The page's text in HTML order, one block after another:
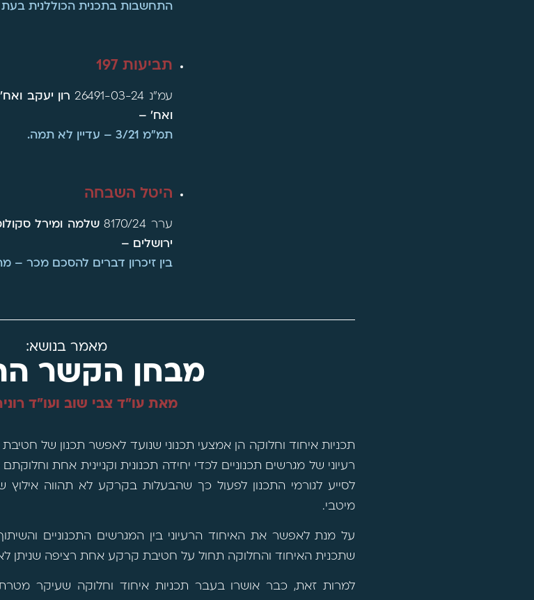
התחשבות בתכנית הכוללנית בעת
תביעות 197
עמ"נ 26491-03-24
רון יעקב
ואח' –
תמ"מ 3/21 – עדיין לא תמה.
היטל השבחה
ערר 8170/24
שלמה ומירל
ירושלים –
בין זיכרון דברים להסכם מכר –
מאמר בנושא:
מבחן הקשר
מאת עו"ד צבי שוב ועו"ד
תכניות איחוד וחלוקה הן אמצעי תכנוני שנועד לאפשר תכנון של
רעיוני של מגרשים תכנוניים לכדי יחידה תכנונית וקניינית אחת
לסייע לגורמי התכנון לפעול כך שהבעלות בקרקע לא תהווה אילוץ
מיטבי.
על מנת לאפשר את האיחוד הרעיוני בין המגרשים התכנוניים
שתכנית האיחוד והחלוקה תחול על חטיבת קרקע אחת רציפה שניתן
למרות זאת, כבר אושרו בעבר תכניות איחוד וחלוקה שעיקר